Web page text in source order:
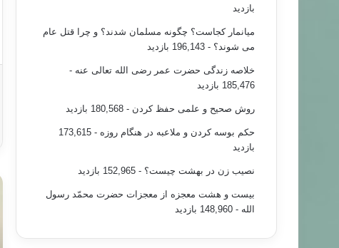
بازدید
میانمار کجاست؟ چگونه مسلمان شدند؟ و چرا قتل عام
می شوند؟ - 196,143 بازدید
خلاصه زندگی حضرت عمر رضی الله تعالی عنه -
185,476 بازدید
روش صحیح و علمی حفظ کردن - 180,568 بازدید
حکم بوسه کردن و ملاعبه در هنگام روزه
- 173,615
بازدید
نصیب زن در بهشت چیست؟ - 152,965 بازدید
بیست و هشت معجزه از معجزات حضرت محمّد رسول
الله - 148,960 بازدید